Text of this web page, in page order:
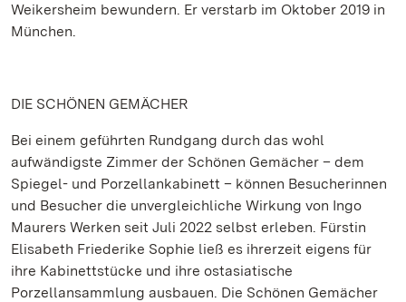
Weikersheim bewundern. Er verstarb im Oktober 2019 in
München.
DIE SCHÖNEN GEMÄCHER
Bei einem geführten Rundgang durch das wohl
aufwändigste Zimmer der Schönen Gemächer – dem
Spiegel- und Porzellankabinett – können Besucherinnen
und Besucher die unvergleichliche Wirkung von Ingo
Maurers Werken seit Juli 2022 selbst erleben. Fürstin
Elisabeth Friederike Sophie ließ es ihrerzeit eigens für
ihre Kabinettstücke und ihre ostasiatische
Porzellansammlung ausbauen. Die Schönen Gemächer